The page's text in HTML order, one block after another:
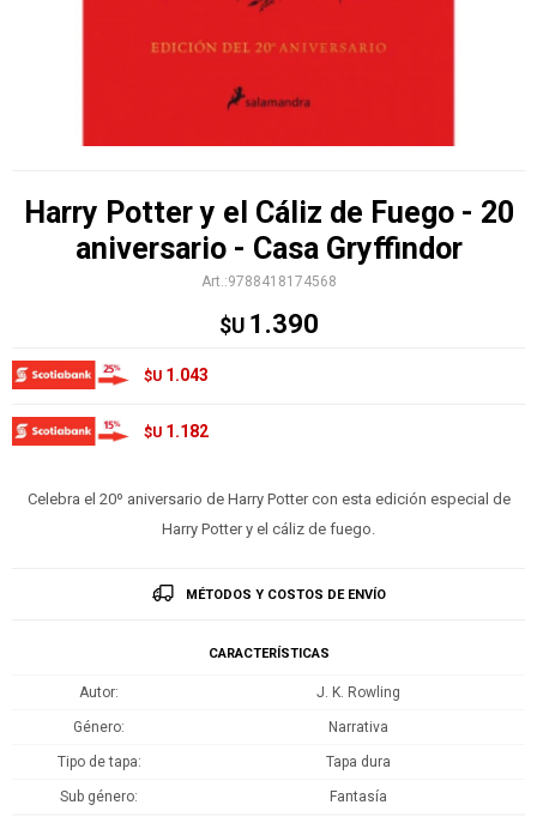
Harry Potter y el Cáliz de Fuego - 20
aniversario - Casa Gryffindor
9788418174568
$U 1.390
$U 1.043
$U 1.182
Celebra el 20º aniversario de Harry Potter con esta edición especial de
Harry Potter y el cáliz de fuego.
MÉTODOS Y COSTOS DE ENVÍO
CARACTERÍSTICAS
Autor J. K. Rowling
Género Narrativa
Tipo de tapa Tapa dura
Sub género Fantasía